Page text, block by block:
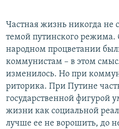
Частная жизнь никогда не
темой путинского режима.
народном процветании
коммунистам – в этом
изменилось. Но при
риторика. При Путине
государственной фигурой
жизни как социальной
лучше ее не ворошить, до